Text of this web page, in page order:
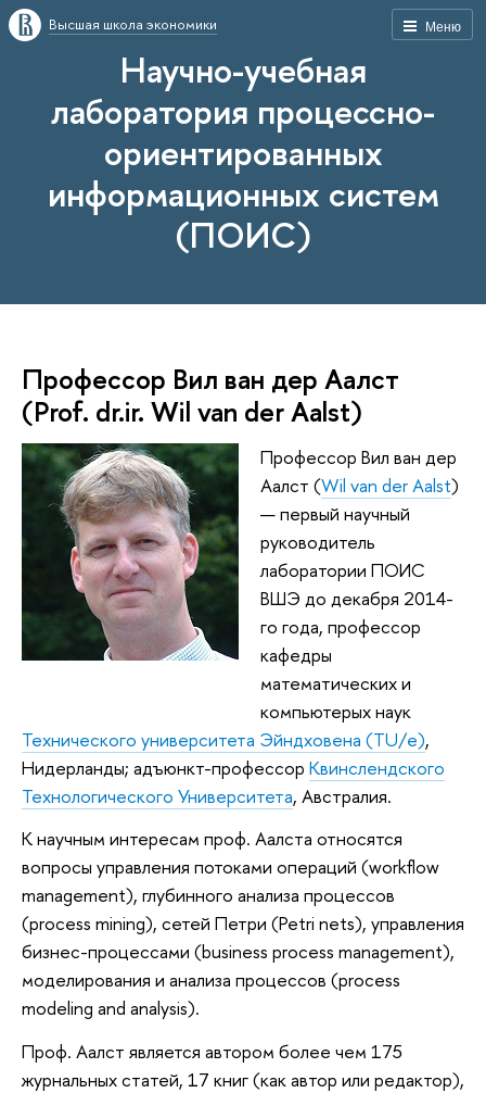
Меню
Высшая школа экономики
Научно-учебная
лаборатория процессно-
ориентированных
информационных систем
(ПОИС)
Профессор Вил ван дер Аалст
(Prof. dr.ir. Wil van der Aalst)
Профессор Вил ван дер
Аалст (Wil van der Aalst)
— первый научный
руководитель
лаборатории ПОИС
ВШЭ до декабря 2014-
го года, профессор
кафедры
математических и
компьютерых наук
Технического университета Эйндховена (TU/e),
Нидерланды; адъюнкт-профессор Квинслендского
Технологического Университета, Австралия.
К научным интересам проф. Аалста относятся
вопросы управления потоками операций (workflow
management), глубинного анализа процессов
(process mining), сетей Петри (Petri nets), управления
бизнес-процессами (business process management),
моделирования и анализа процессов (process
modeling and analysis).
Проф. Аалст является автором более чем 175
журнальных статей, 17 книг (как автор или редактор),